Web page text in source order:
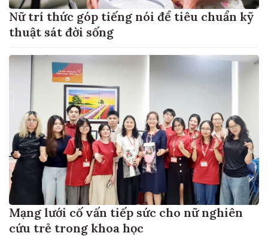
Nữ trí thức góp tiếng nói để tiêu chuẩn kỹ
thuật sát đời sống
Mạng lưới cố vấn tiếp sức cho nữ nghiên
cứu trẻ trong khoa học